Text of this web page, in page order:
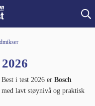
Best i test 2026 er Bosch
lavt støynivå og praktisk